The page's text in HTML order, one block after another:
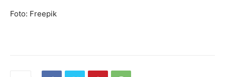
Foto: Freepik